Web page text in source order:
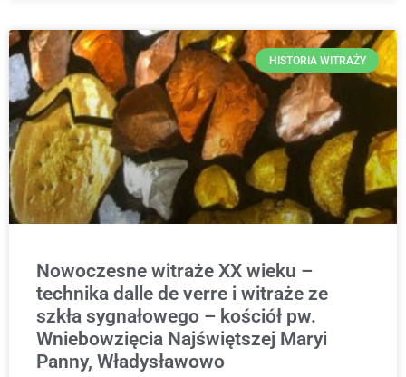
HISTORIA WITRAŻY
Nowoczesne witraże XX wieku –
technika dalle de verre i witraże ze
szkła sygnałowego – kościół pw.
Wniebowzięcia Najświętszej Maryi
Panny, Władysławowo